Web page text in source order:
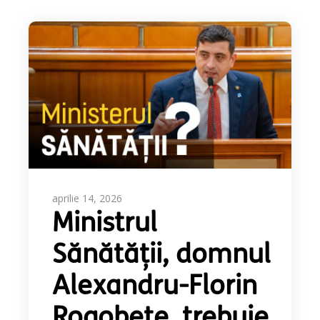
aprilie 14, 2026
Ministrul
Sănătății, domnul
Alexandru-Florin